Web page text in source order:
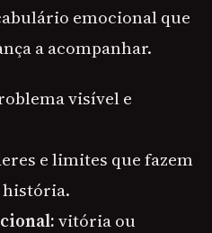
emocional que
a acompanhar.
visível e
e limites que fazem
história.
vitória ou